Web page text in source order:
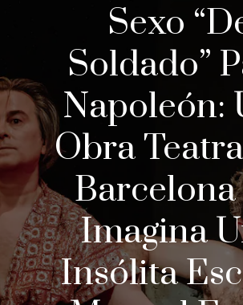
Sexo
Soldado”
Napoleón:
Obra
Imagina
Insólita